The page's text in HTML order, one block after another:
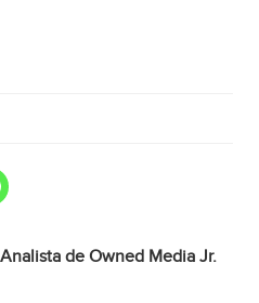
de Owned Media Jr.